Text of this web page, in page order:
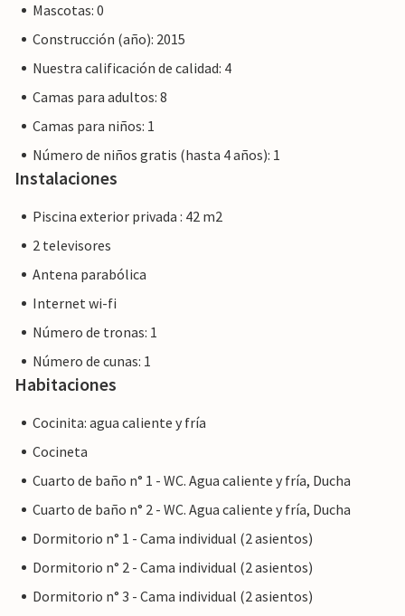
Mascotas: 0
Construcción (año): 2015
Nuestra calificación de calidad: 4
Camas para adultos: 8
Camas para niños: 1
Número de niños gratis (hasta 4 años): 1
Instalaciones
Piscina exterior privada : 42 m2
2 televisores
Antena parabólica
Internet wi-fi
Número de tronas: 1
Número de cunas: 1
Habitaciones
Cocinita: agua caliente y fría
Cocineta
Cuarto de baño n° 1 - WC. Agua caliente y fría, Ducha
Cuarto de baño n° 2 - WC. Agua caliente y fría, Ducha
Dormitorio n° 1 - Cama individual (2 asientos)
Dormitorio n° 2 - Cama individual (2 asientos)
Dormitorio n° 3 - Cama individual (2 asientos)